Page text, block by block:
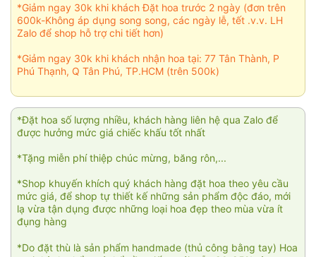
*Giảm ngay 30k khi khách Đặt hoa trước 2 ngày (đơn trên
600k-Không áp dụng song song, các ngày lễ, tết .v.v. LH
Zalo để shop hỗ trợ chi tiết hơn)
*Giảm ngay 30k khi khách nhận hoa tại: 77 Tân Thành, P
Phú Thạnh, Q Tân Phú, TP.HCM (trên 500k)
*Đặt hoa số lượng nhiều, khách hàng liên hệ qua Zalo để
được hưởng mức giá chiếc khấu tốt nhất
*Tặng miễn phí thiệp chúc mừng, băng rôn,...
*Shop khuyến khích quý khách hàng đặt hoa theo yêu cầu
mức giá, để shop tự thiết kế những sản phẩm độc đáo, mới
lạ vừa tận dụng được những loại hoa đẹp theo mùa vừa ít
đụng hàng
*Do đặt thù là sản phẩm handmade (thủ công bằng tay) Hoa